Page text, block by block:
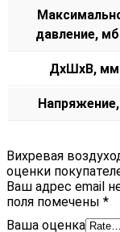
давление,
ДxШxВ, мм
Вихревая
оценки
Ваш адрес email
поля помечены *
Ваша оценка